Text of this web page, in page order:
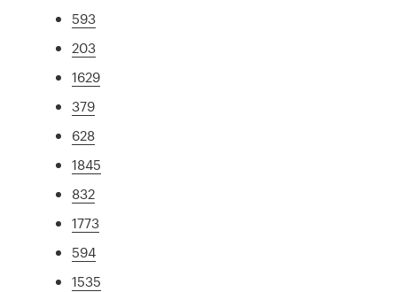
593
203
1629
379
628
1845
832
1773
594
1535